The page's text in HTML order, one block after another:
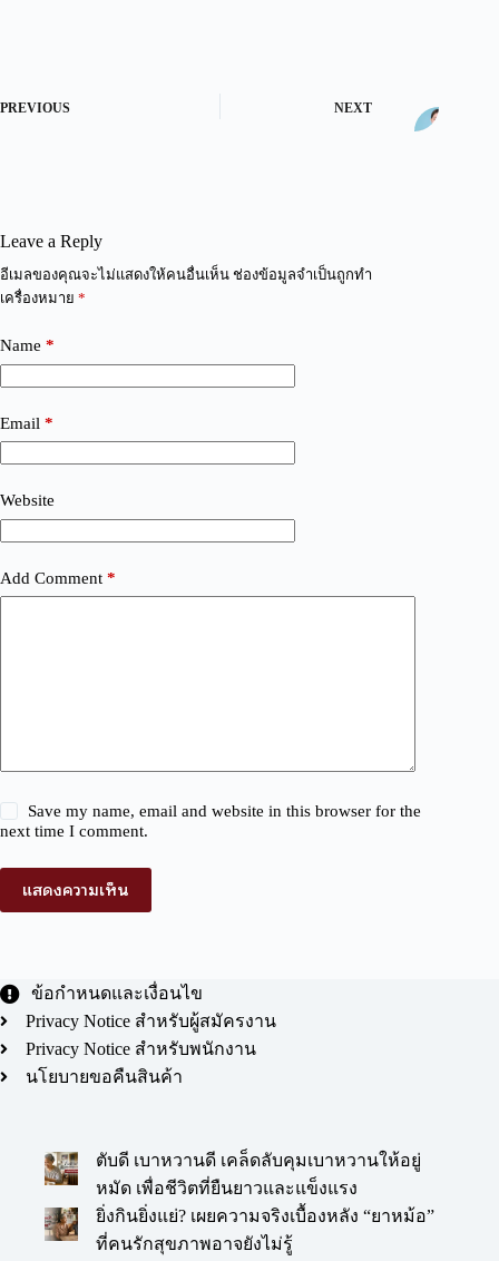
PREVIOUS NEXT
Leave a Reply
อีเมลของคุณจะไม่แสดงให้คนอื่นเห็น ช่องข้อมูลจำเป็นถูกทำ
เครื่องหมาย *
Name *
Email *
Website
Add Comment *
Save my name, email and website in this browser for the
next time I comment.
แสดงความเห็น
A
l
r
a
i
:
ข้อกำหนดและเงื่อนไข
Privacy Notice สำหรับผู้สมัครงาน
Privacy Notice สำหรับพนักงาน
นโยบายขอคืนสินค้า
ตับดี เบาหวานดี เคล็ดลับคุมเบาหวานให้อยู่
หมัด เพื่อชีวิตที่ยืนยาวและแข็งแรง
ยิ่งกินยิ่งแย่? เผยความจริงเบื้องหลัง “ยาหม้อ”
ที่คนรักสุขภาพอาจยังไม่รู้